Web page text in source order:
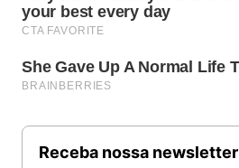
Receba nossa newsletter